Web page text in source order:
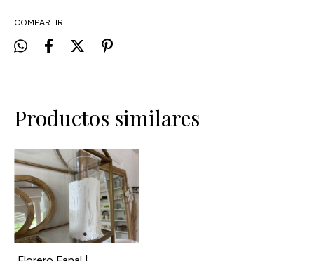
COMPARTIR
Productos similares